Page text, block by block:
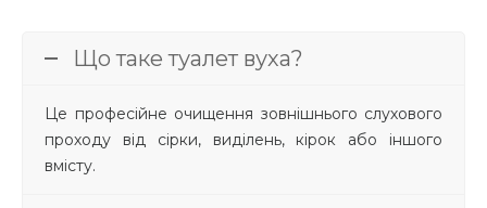
Що таке туалет вуха?
Це професійне очищення зовнішнього слухового
проходу від сірки, виділень, кірок або іншого
вмісту.